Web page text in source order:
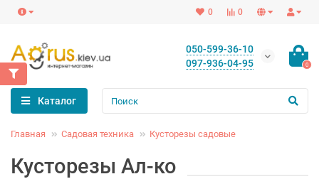
0
0
050-599-36-10
097-936-04-95
0
Каталог
Главная Садовая техника Кусторезы садовые
Кусторезы Ал-ко